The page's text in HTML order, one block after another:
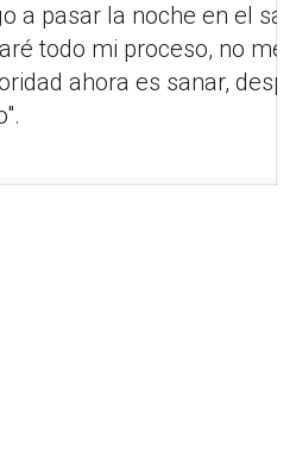
a pasar la noche en el
todo mi proceso, no me
ahora es sanar,